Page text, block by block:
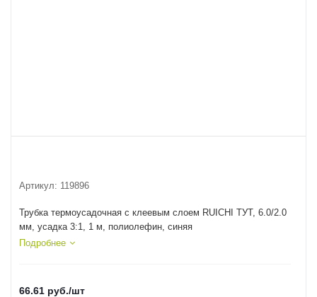
Артикул: 119896
Трубка термоусадочная с клеевым слоем RUICHI ТУТ, 6.0/2.0
мм, усадка 3:1, 1 м, полиолефин, синяя
Подробнее
66.61 руб./шт